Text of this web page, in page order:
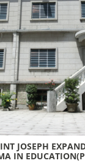
JOSEPH
IN